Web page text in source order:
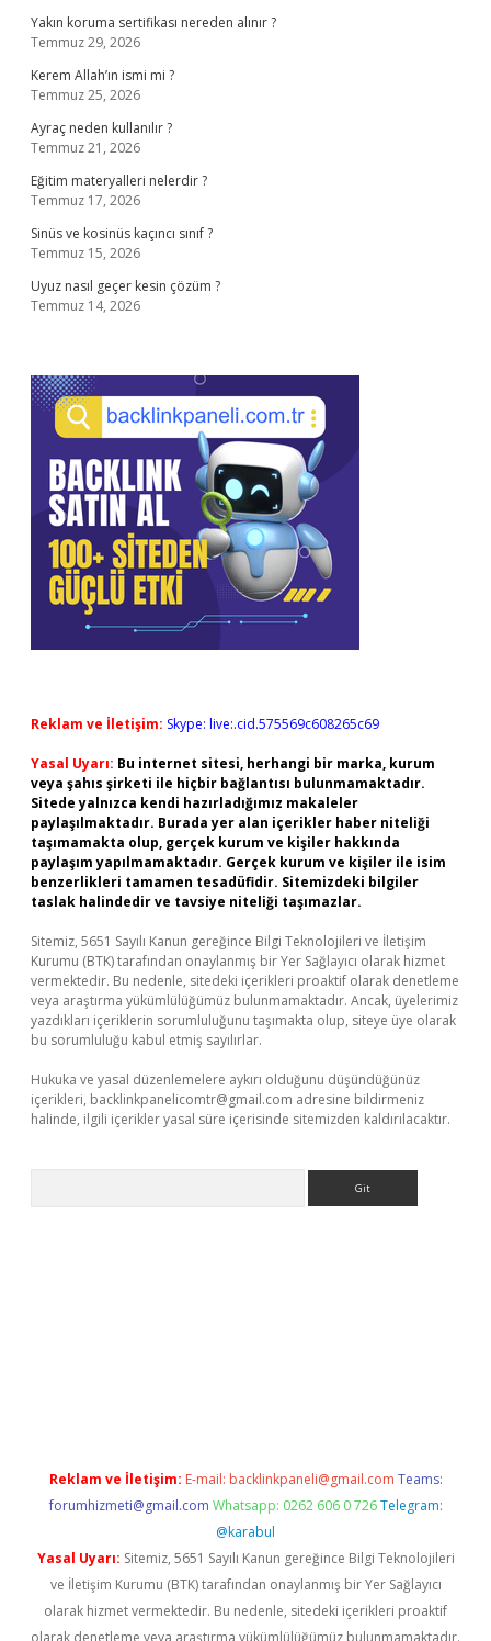
Yakın koruma sertifikası nereden alınır ?
Temmuz 29, 2026
Kerem Allah’ın ismi mi ?
Temmuz 25, 2026
Ayraç neden kullanılır ?
Temmuz 21, 2026
Eğitim materyalleri nelerdir ?
Temmuz 17, 2026
Sinüs ve kosinüs kaçıncı sınıf ?
Temmuz 15, 2026
Uyuz nasıl geçer kesin çözüm ?
Temmuz 14, 2026
Reklam ve İletişim: Skype: live:.cid.575569c608265c69
Yasal Uyarı: Bu internet sitesi, herhangi bir marka, kurum
veya şahıs şirketi ile hiçbir bağlantısı bulunmamaktadır.
Sitede yalnızca kendi hazırladığımız makaleler
paylaşılmaktadır. Burada yer alan içerikler haber niteliği
taşımamakta olup, gerçek kurum ve kişiler hakkında
paylaşım yapılmamaktadır. Gerçek kurum ve kişiler ile isim
benzerlikleri tamamen tesadüfidir. Sitemizdeki bilgiler
taslak halindedir ve tavsiye niteliği taşımazlar.
Sitemiz, 5651 Sayılı Kanun gereğince Bilgi Teknolojileri ve İletişim
Kurumu (BTK) tarafından onaylanmış bir Yer Sağlayıcı olarak hizmet
vermektedir. Bu nedenle, sitedeki içerikleri proaktif olarak denetleme
veya araştırma yükümlülüğümüz bulunmamaktadır. Ancak, üyelerimiz
yazdıkları içeriklerin sorumluluğunu taşımakta olup, siteye üye olarak
bu sorumluluğu kabul etmiş sayılırlar.
Hukuka ve yasal düzenlemelere aykırı olduğunu düşündüğünüz
içerikleri, backlinkpanelicomtr@gmail.com adresine bildirmeniz
halinde, ilgili içerikler yasal süre içerisinde sitemizden kaldırılacaktır.
Reklam ve İletişim: E-mail: backlinkpaneli@gmail.com Teams:
forumhizmeti@gmail.com Whatsapp: 0262 606 0 726 Telegram:
@karabul
Yasal Uyarı: Sitemiz, 5651 Sayılı Kanun gereğince Bilgi Teknolojileri
ve İletişim Kurumu (BTK) tarafından onaylanmış bir Yer Sağlayıcı
olarak hizmet vermektedir. Bu nedenle, sitedeki içerikleri proaktif
olarak denetleme veya araştırma yükümlülüğümüz bulunmamaktadır.